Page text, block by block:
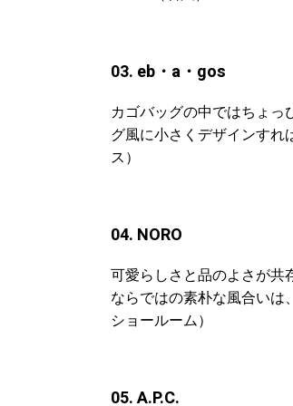
03. eb・a・gos
カゴバッグの中ではちょっ
グ風に小さくデザインす
ス）
04. NORO
可愛らしさと品のよさが共
ならではの素朴な風合いは
ショールーム）
05. A.P.C.